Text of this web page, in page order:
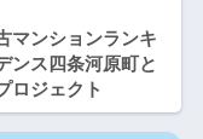
マンションランキ
ンス四条河原町と
ロジェクト